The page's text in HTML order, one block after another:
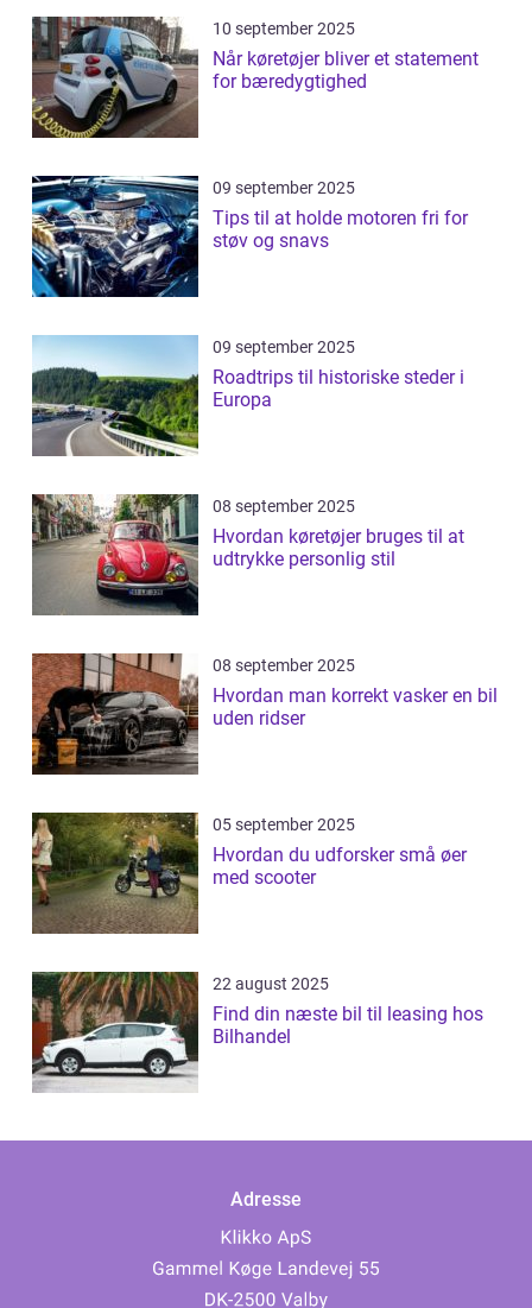
10 september 2025
Når køretøjer bliver et statement
for bæredygtighed
09 september 2025
Tips til at holde motoren fri for
støv og snavs
09 september 2025
Roadtrips til historiske steder i
Europa
08 september 2025
Hvordan køretøjer bruges til at
udtrykke personlig stil
08 september 2025
Hvordan man korrekt vasker en bil
uden ridser
05 september 2025
Hvordan du udforsker små øer
med scooter
22 august 2025
Find din næste bil til leasing hos
Bilhandel
Adresse